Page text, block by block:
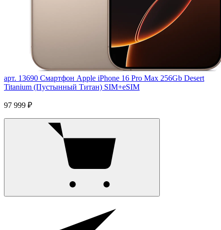
арт. 13690 Смартфон Apple iPhone 16 Pro Max 256Gb Desert
Titanium (Пустынный Титан) SIM+eSIM
97 999 ₽